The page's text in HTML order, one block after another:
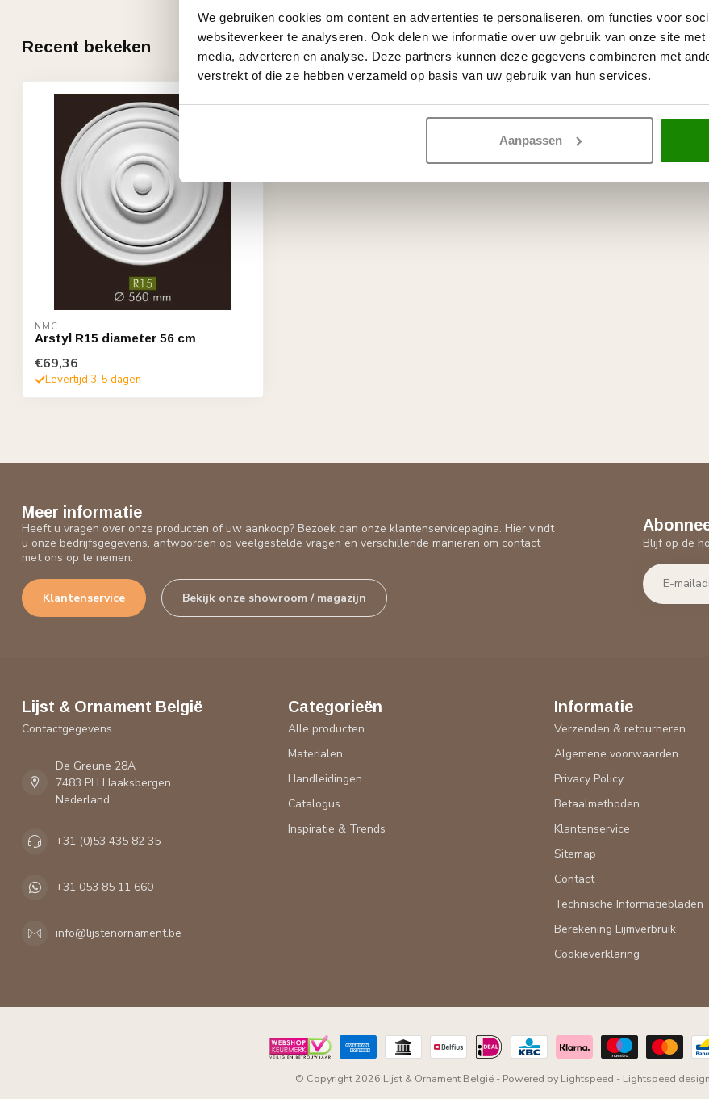
We gebruiken cookies om content en advertenties te personaliseren, om functies voor
websiteverkeer te analyseren. Ook delen we informatie over uw gebruik van onze site
media, adverteren en analyse. Deze partners kunnen deze gegevens combineren met
verstrekt of die ze hebben verzameld op basis van uw gebruik van hun services.
Aanpassen
Recent bekeken
NMC
Arstyl R15 diameter 56 cm
€69,36
Levertijd 3-5 dagen
Meer informatie
Heeft u vragen over onze producten of uw aankoop? Bezoek dan onze klantenservicepagina. Hier vindt
u onze bedrijfsgegevens, antwoorden op veelgestelde vragen en verschillende manieren om contact
met ons op te nemen.
Klantenservice Bekijk onze showroom / magazijn
Blijf op de
Lijst & Ornament België
Contactgegevens
De Greune 28A
7483 PH Haaksbergen
Nederland
+31 (0)53 435 82 35
+31 053 85 11 660
info@lijstenornament.be
Categorieën
Alle producten
Materialen
Handleidingen
Catalogus
Inspiratie & Trends
Informatie
Verzenden & retourneren
Algemene voorwaarden
Privacy Policy
Betaalmethoden
Klantenservice
Sitemap
Contact
Technische Informatiebladen
Berekening Lijmverbruik
Cookieverklaring
© Copyright 2026 Lijst & Ornament België - Powered by Lightspeed - Lightspeed design